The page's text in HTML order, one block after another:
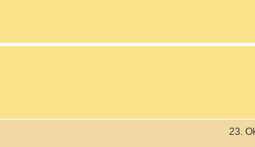
23.